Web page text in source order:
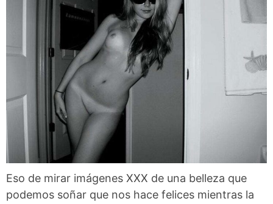
Eso de mirar imágenes XXX de una belleza que
podemos soñar que nos hace felices mientras la